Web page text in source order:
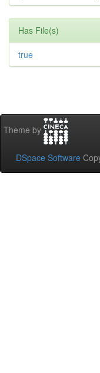
Has File(s)
true
Theme by
DSpace Software